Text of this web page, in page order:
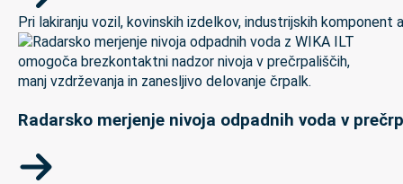
Pri lakiranju vozil, kovinskih izdelkov, industrijskih
Radarsko merjenje nivoja odpadnih voda v